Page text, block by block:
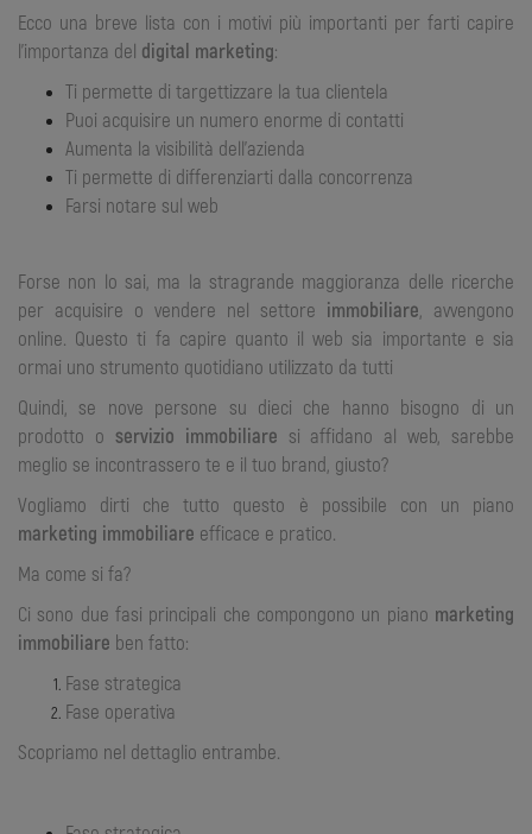
Ecco una breve lista con i motivi più importanti per farti capire
l’importanza del digital marketing:
Ti permette di targettizzare la tua clientela
Puoi acquisire un numero enorme di contatti
Aumenta la visibilità dell’azienda
Ti permette di differenziarti dalla concorrenza
Farsi notare sul web
Forse non lo sai, ma la stragrande maggioranza delle ricerche
per acquisire o vendere nel settore immobiliare, avvengono
online. Questo ti fa capire quanto il web sia importante e sia
ormai uno strumento quotidiano utilizzato da tutti
Quindi, se nove persone su dieci che hanno bisogno di un
prodotto o servizio immobiliare si affidano al web, sarebbe
meglio se incontrassero te e il tuo brand, giusto?
Vogliamo dirti che tutto questo è possibile con un piano
marketing immobiliare efficace e pratico.
Ma come si fa?
Ci sono due fasi principali che compongono un piano marketing
immobiliare ben fatto:
Fase strategica
Fase operativa
Scopriamo nel dettaglio entrambe.